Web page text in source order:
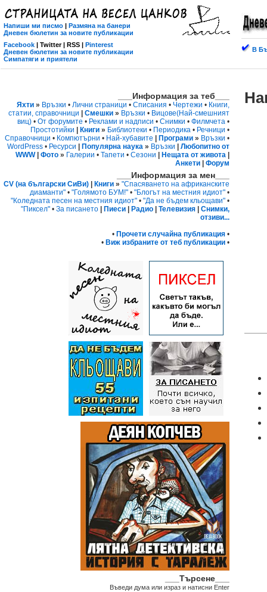
Напиши ми писмо | Размяна на банери
Дневен бюлетин за новите публикации
Facebook | Twitter | RSS | Pinterest
Дневен бюлетин за новите публикации
Симпатяги и приятели
В
___Информация за теб___
Яхти » Връзки • Лични страници • Списания • Чертежи • Книги,
статии, справочници
Смешки » Връзки • Вицове(Най-смешният
виц) • От форумите • Реклами и надписи • Снимки • Филмчета •
Простотийки
Книги » Библиотеки • Периодика • Речници •
Справочници • Компютърни • Най-хубавите Програми » Връзки •
WordPress • Ресурси Популярна наука » Връзки
Любопитно от
WWW| Фото » Галерии • Тапети • Сезони Нещата от живота
Анкети
Форум
___Информация за мен___
CV (на български СиВи) Книги » "Спасяването на африканските
диаманти" • "Голямото БУМ!" • "Блогът на местния идиот" •
"Коледната песен на местния идиот" • "Да не бъдем кльощави" •
"Пиксел" • За писането Пиеси Радио Телевизия
Снимки,
отзиви...
• Прочети случайна публикация •
• Виж избраните от теб публикации •
___Търсене___
Въведи дума или израз и натисни Enter